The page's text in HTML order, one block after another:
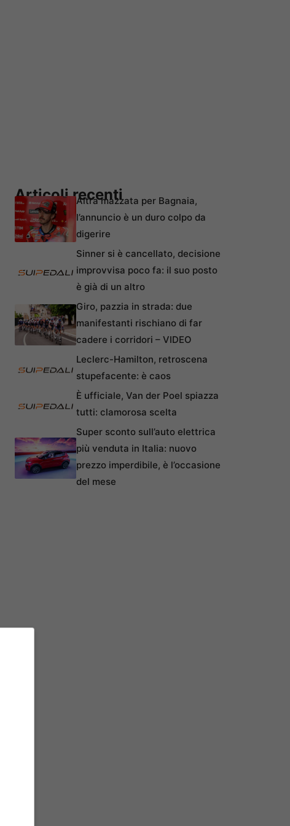
Articoli recentiAltra mazzata per Bagnaia,
l’annuncio è un duro colpo da
digerire
Sinner si è cancellato, decisione
improvvisa poco fa: il suo posto
è già di un altro
Giro, pazzia in strada: due
manifestanti rischiano di far
cadere i corridori – VIDEO
Leclerc-Hamilton, retroscena
stupefacente: è caos
È ufficiale, Van der Poel spiazza
tutti: clamorosa scelta
Super sconto sull’auto elettrica
più venduta in Italia: nuovo
prezzo imperdibile, è l’occasione
del mese